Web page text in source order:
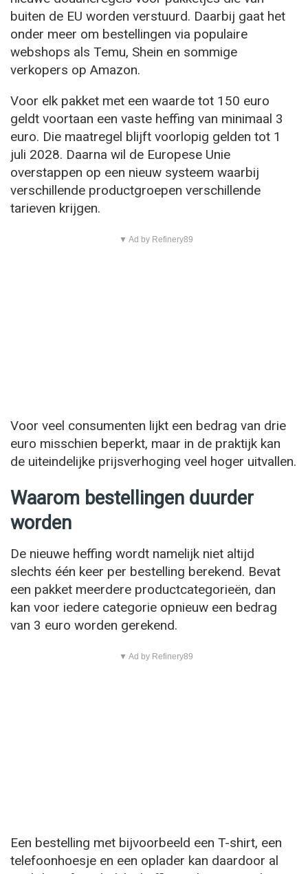
buiten de EU worden verstuurd. Daarbij gaat het
onder meer om bestellingen via populaire
webshops als Temu, Shein en sommige
verkopers op Amazon.
Voor elk pakket met een waarde tot 150 euro
geldt voortaan een vaste heffing van minimaal 3
euro. Die maatregel blijft voorlopig gelden tot 1
juli 2028. Daarna wil de Europese Unie
overstappen op een nieuw systeem waarbij
verschillende productgroepen verschillende
tarieven krijgen.
▼ Ad by Refinery89
Voor veel consumenten lijkt een bedrag van drie
euro misschien beperkt, maar in de praktijk kan
de uiteindelijke prijsverhoging veel hoger uitvallen.
Waarom bestellingen duurder
worden
De nieuwe heffing wordt namelijk niet altijd
slechts één keer per bestelling berekend. Bevat
een pakket meerdere productcategorieën, dan
kan voor iedere categorie opnieuw een bedrag
van 3 euro worden gerekend.
▼ Ad by Refinery89
Een bestelling met bijvoorbeeld een T-shirt, een
telefoonhoesje en een oplader kan daardoor al